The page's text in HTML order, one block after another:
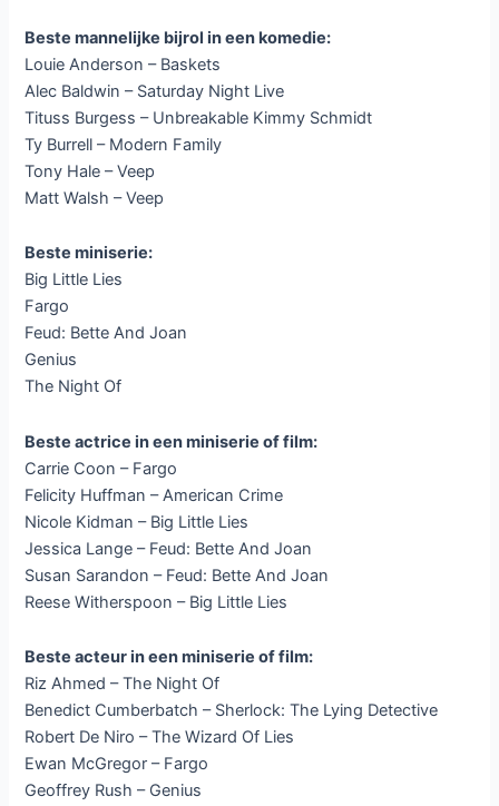
Beste mannelijke bijrol in een komedie:
Louie Anderson – Baskets
Alec Baldwin – Saturday Night Live
Tituss Burgess – Unbreakable Kimmy Schmidt
Ty Burrell – Modern Family
Tony Hale – Veep
Matt Walsh – Veep
Beste miniserie:
Big Little Lies
Fargo
Feud: Bette And Joan
Genius
The Night Of
Beste actrice in een miniserie of film:
Carrie Coon – Fargo
Felicity Huffman – American Crime
Nicole Kidman – Big Little Lies
Jessica Lange – Feud: Bette And Joan
Susan Sarandon – Feud: Bette And Joan
Reese Witherspoon – Big Little Lies
Beste acteur in een miniserie of film:
Riz Ahmed – The Night Of
Benedict Cumberbatch – Sherlock: The Lying Detective
Robert De Niro – The Wizard Of Lies
Ewan McGregor – Fargo
Geoffrey Rush – Genius